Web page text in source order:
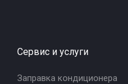
Сервис и услуги
Заправка кондиционера